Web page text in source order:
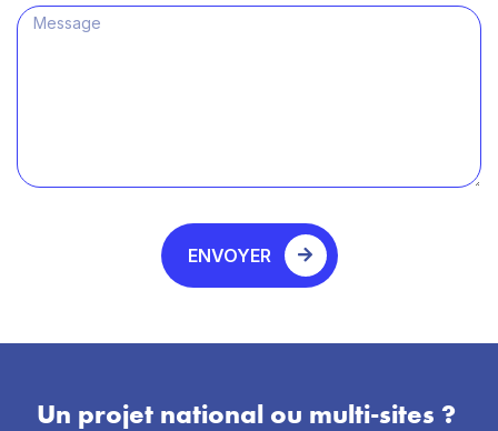
ENVOYER
Un projet national ou multi-sites ?